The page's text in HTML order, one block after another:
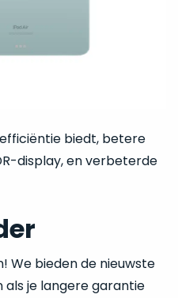
biedt, betere
display, en verbeterde
We bieden de nieuwste
als je langere garantie